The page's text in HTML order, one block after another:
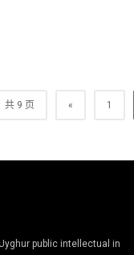
共 9 页 « 1
public intellectual in